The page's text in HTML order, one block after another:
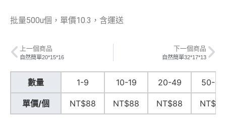
批量500u個，單價10.3，含運送
上一個商品
自然簡單20*15*16
下一個商品
自然簡單32*17*13
數量
單價/個
1-9
NT$88
10-19
NT$88
20-49
NT$88
50-99
NT$88